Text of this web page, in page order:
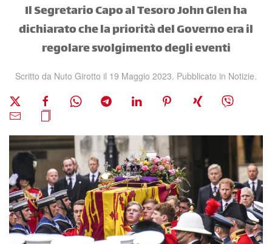
Il Segretario Capo al Tesoro John Glen ha
dichiarato che la priorità del Governo era il
regolare svolgimento degli eventi
Scritto da Nuto Girotto il 19 Maggio 2023. Pubblicato in Notizie.